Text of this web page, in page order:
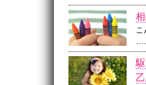
こ